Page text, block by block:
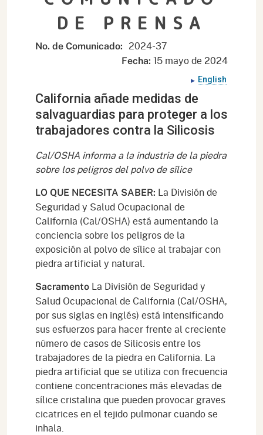
DE PRENSA
No. de Comunicado: 2024-37
Fecha: 15 mayo de 2024
English
California añade medidas de
salvaguardias para proteger a los
trabajadores contra la Silicosis
Cal/OSHA informa a la industria de la piedra
sobre los peligros del polvo de sílice
LO QUE NECESITA SABER: La División de
Seguridad y Salud Ocupacional de
California (Cal/OSHA) está aumentando la
conciencia sobre los peligros de la
exposición al polvo de sílice al trabajar con
piedra artificial y natural.
Sacramento La División de Seguridad y
Salud Ocupacional de California (Cal/OSHA,
por sus siglas en inglés) está intensificando
sus esfuerzos para hacer frente al creciente
número de casos de Silicosis entre los
trabajadores de la piedra en California. La
piedra artificial que se utiliza con frecuencia
contiene concentraciones más elevadas de
sílice cristalina que pueden provocar graves
cicatrices en el tejido pulmonar cuando se
inhala.